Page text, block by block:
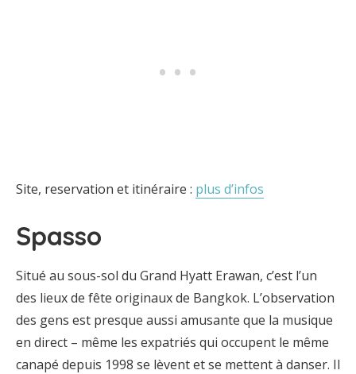
Site, reservation et itinéraire : plus d’infos
Spasso
Situé au sous-sol du Grand Hyatt Erawan, c’est l’un
des lieux de fête originaux de Bangkok. L’observation
des gens est presque aussi amusante que la musique
en direct – même les expatriés qui occupent le même
canapé depuis 1998 se lèvent et se mettent à danser. Il